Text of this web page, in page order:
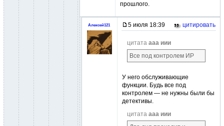
прошлого.
Алексей121 5 июля 18:39 цитировать
цитата ааа иии
Все под контролем ИР
У него обслуживающие
функции. Будь все под
контролем — не нужны были бы
детективы.
цитата ааа иии